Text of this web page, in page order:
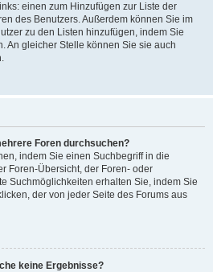
einen zum Hinzufügen zur Liste der
des Benutzers. Außerdem können Sie im
zu den Listen hinzufügen, indem Sie
An gleicher Stelle können Sie sie auch
Foren durchsuchen?
indem Sie einen Suchbegriff in die
Foren-Übersicht, der Foren- oder
Suchmöglichkeiten erhalten Sie, indem Sie
der von jeder Seite des Forums aus
keine Ergebnisse?